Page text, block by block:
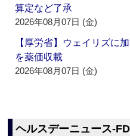
算定など了承
2026年08月07日 (金)
【厚労省】ウェイリズに
を薬価収載
2026年08月07日 (金)
ヘルスデーニュース